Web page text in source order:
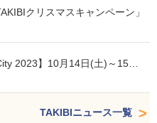
クリスマスキャンペーン」
2023】10月14日(土)～15…
TAKIBIニュース一覧